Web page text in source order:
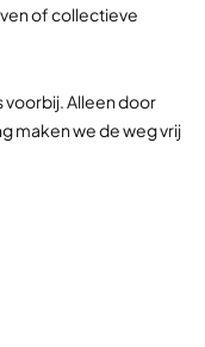
of collectieve
voorbij. Alleen door
maken we de weg vrij